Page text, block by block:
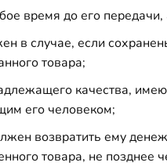
время до его
в случае, если
товара;
качества,
его человеком;
возвратить ему
товара, не